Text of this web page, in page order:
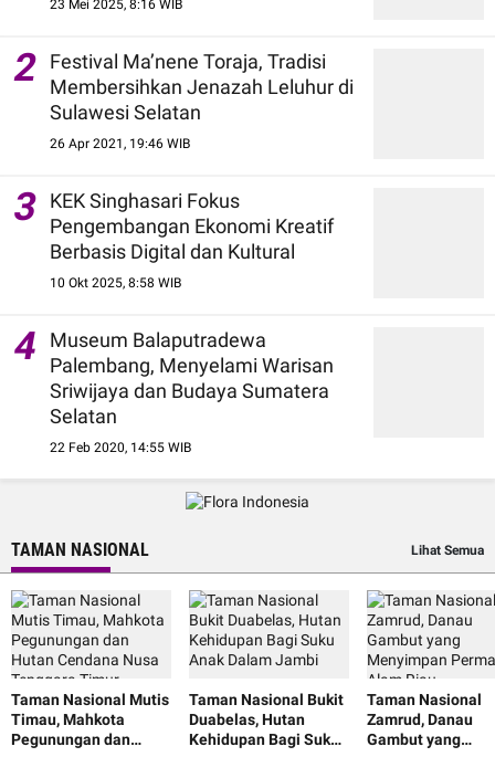
23 Mei 2025, 8:16 WIB
2
Festival Ma’nene Toraja, Tradisi
Membersihkan Jenazah Leluhur di
Sulawesi Selatan
26 Apr 2021, 19:46 WIB
3
KEK Singhasari Fokus
Pengembangan Ekonomi Kreatif
Berbasis Digital dan Kultural
10 Okt 2025, 8:58 WIB
4
Museum Balaputradewa
Palembang, Menyelami Warisan
Sriwijaya dan Budaya Sumatera
Selatan
22 Feb 2020, 14:55 WIB
TAMAN NASIONAL Lihat Semua
Taman Nasional Mutis
Timau, Mahkota
Pegunungan dan
Taman Nasional Bukit
Duabelas, Hutan
Kehidupan Bagi Suku
Taman Nasional
Zamrud, Danau
Gambut yang